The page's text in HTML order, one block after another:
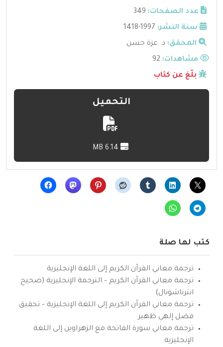
عدد الصفحات: 349
سنة النشر: 1997-1418
المحقق: د. عزة حسن
مشاهدات:
بلّغ عن كتاب
التحميل
كتب لها صلة
ترجمة معاني القرآن الكريم إلى اللغة الإنجليزية
ترجمة معاني القرآن الكريم – الترجمة الإنجليزية (صحيح
انترناشونال)
ترجمة معاني القرآن الكريم إلى اللغة الإنجليزية – تحقيق
فضل إلهي ظهير
ترجمة معاني سورة الفاتحة مع الزهراوين إلى اللغة
الإنجليزية